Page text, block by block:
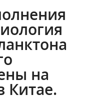
на
Китае.